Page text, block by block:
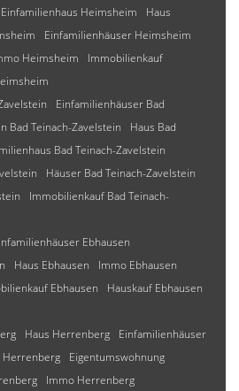
Einfamilienhaus Heimsheim
Haus
Einfamilienhäuser Heimsheim
Heimsheim
Immobilienkauf
Einfamilienhäuser Bad
Bad Teinach-Zavelstein
Haus Bad
Bad Teinach-Zavelstein
Häuser Bad Teinach-Zavelstein
Immobilienkauf Bad Teinach-
Ebhausen
Haus Ebhausen
Immo Ebhausen
Ebhausen
Hauskauf Ebhausen
Haus Herrenberg
Einfamilienhäuser
Herrenberg
Eigentumswohnung
Immo Herrenberg